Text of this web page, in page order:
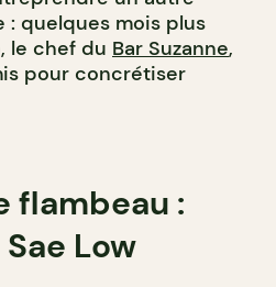
: quelques mois plus
le chef du Bar Suzanne,
pour concrétiser
flambeau :
Low